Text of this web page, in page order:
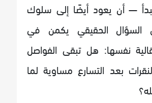
— أن يعود أيضًا إلى سلوك
السؤال الحقيقي يكمن في
نفسها: هل تبقى الفواصل
بعد التسارع مساوية لما